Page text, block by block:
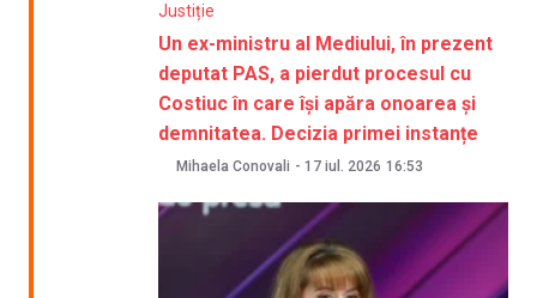
Justiție
Un ex-ministru al Mediului, în prezent
deputat PAS, a pierdut procesul cu
Costiuc în care își apăra onoarea și
demnitatea. Decizia primei instanțe
Mihaela Conovali - 17 iul. 2026 16:53